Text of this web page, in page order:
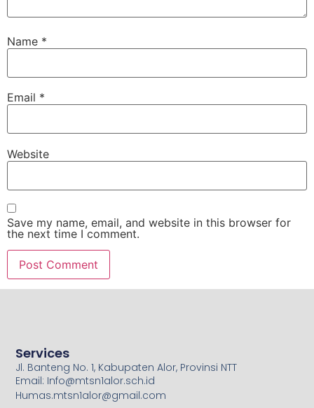
Name *
Email *
Website
Save my name, email, and website in this browser for
the next time I comment.
Services
Jl. Banteng No. 1, Kabupaten Alor, Provinsi NTT
Email: Info@mtsn1alor.sch.id
Humas.mtsn1alor@gmail.com